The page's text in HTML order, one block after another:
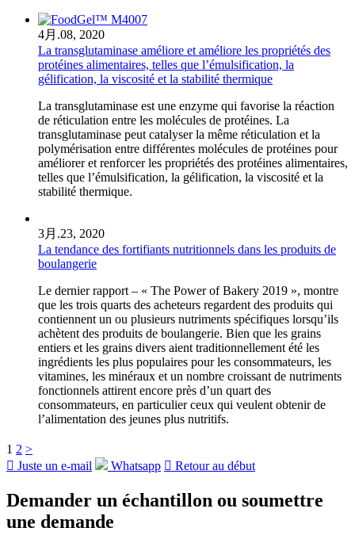
4月.08, 2020
La transglutaminase améliore et améliore les propriétés des
protéines alimentaires, telles que l’émulsification, la
gélification, la viscosité et la stabilité thermique
La transglutaminase est une enzyme qui favorise la réaction
de réticulation entre les molécules de protéines. La
transglutaminase peut catalyser la même réticulation et la
polymérisation entre différentes molécules de protéines pour
améliorer et renforcer les propriétés des protéines alimentaires,
telles que l’émulsification, la gélification, la viscosité et la
stabilité thermique.
3月.23, 2020
La tendance des fortifiants nutritionnels dans les produits de
boulangerie
Le dernier rapport – « The Power of Bakery 2019 », montre
que les trois quarts des acheteurs regardent des produits qui
contiennent un ou plusieurs nutriments spécifiques lorsqu’ils
achètent des produits de boulangerie. Bien que les grains
entiers et les grains divers aient traditionnellement été les
ingrédients les plus populaires pour les consommateurs, les
vitamines, les minéraux et un nombre croissant de nutriments
fonctionnels attirent encore près d’un quart des
consommateurs, en particulier ceux qui veulent obtenir de
l’alimentation des jeunes plus nutritifs.
1 2 >
 Juste un e-mail Whatsapp  Retour au début
Demander un échantillon ou soumettre
une demande